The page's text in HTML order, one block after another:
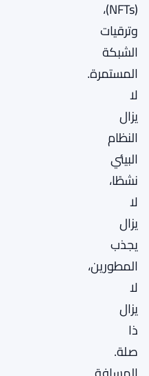
(NFTs)،
وترقيات
الشبكة
المستمرة.
لا
يزال
النظام
البيئي
نشطًا،
لا
يزال
يجذب
المطورين،
لا
يزال
ذا
صلة.